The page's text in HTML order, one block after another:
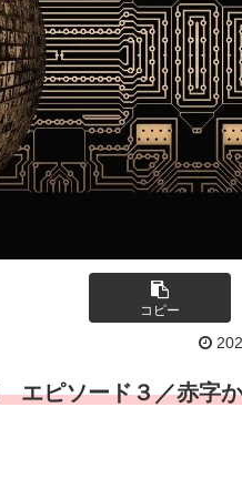
コピー
エピソード３／赤字